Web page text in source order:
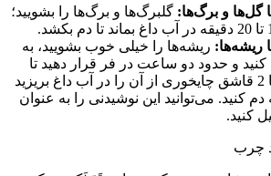
و برگ‌ها: گلبرگ‌ها و برگ‌ها را بشویید؛
ریشه‌ها: ریشه‌ها را خیلی خوب بشویید، به
و حدود دو ساعت در فر قرار دهید تا
برشته شوند. 1 تا 2 قاشق چایخوری از آن را در آب داغ بریزید
دقیقه دم کنید. می‌توانید این نوشیدنی را به عنوان
کنید.
چرب